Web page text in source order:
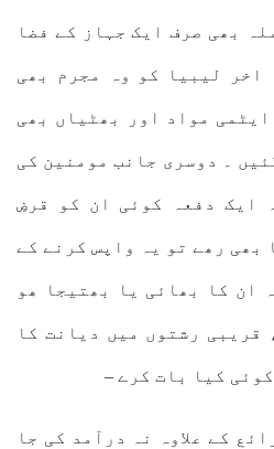
بھی صرف ایک جہاز کے فضا
اخر لیبیا کو وہ مجرم بھی
مواد اور بھٹیاں بھی
۔ دوسری جانب مومنین کی
ایک دفعہ کوئی ان کو قرضِ
بھی رھے تو یہ واپس کرنے کے
ان کا بھائی یا بھتیجا ھو
قریبی رشتوں میں دیانت کا
کیا بات کرے –
کے علاوہ نہ درآمد کی جا